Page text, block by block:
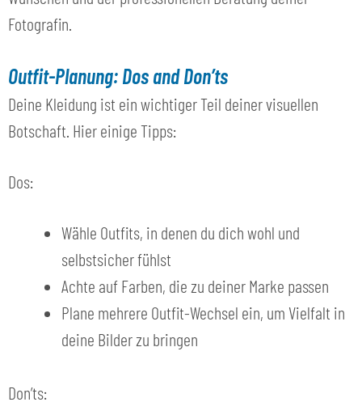
Fotografin.
Outfit-Planung: Dos and Don’ts
Deine Kleidung ist ein wichtiger Teil deiner visuellen
Botschaft. Hier einige Tipps:
Dos:
Wähle Outfits, in denen du dich wohl und
selbstsicher fühlst
Achte auf Farben, die zu deiner Marke passen
Plane mehrere Outfit-Wechsel ein, um Vielfalt in
deine Bilder zu bringen
Don’ts: